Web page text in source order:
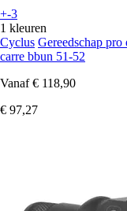
+-3
1 kleuren
Cyclus Gereedschap
carre bbun 51-52
Vanaf € 118,90
€ 97,27